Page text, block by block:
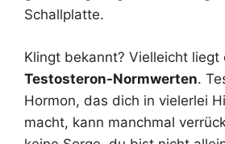
Schallplatte.
Klingt bekannt? Vielleicht liegt
Testosteron-Normwerten.
Hormon, das dich in vielerlei
macht, kann manchmal